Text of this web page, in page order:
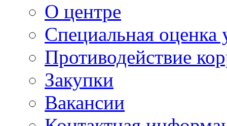
О центре
Специальная оценка
Противодействие
Закупки
Вакансии